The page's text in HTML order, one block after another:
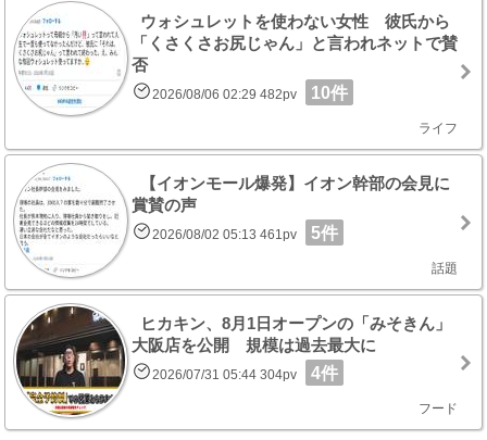
ウォシュレットを使わない女性 彼氏から
「くさくさお尻じゃん」と言われネットで賛
否
2026/08/06 02:29 482pv 10件
ライフ
【イオンモール爆発】イオン幹部の会見に
賞賛の声
2026/08/02 05:13 461pv 5件
話題
ヒカキン、8月1日オープンの「みそきん」
大阪店を公開 規模は過去最大に
2026/07/31 05:44 304pv 4件
フード